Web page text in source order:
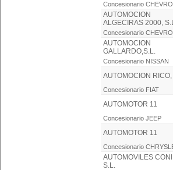
Concesionario
AUTOMOCION
ALGECIRAS 2000,
Concesionario
AUTOMOCION
GALLARDO,S.L.
Concesionario NISSAN
AUTOMOCION
Concesionario FIAT
AUTOMOTOR 11
Concesionario JEEP
AUTOMOTOR 11
Concesionario
AUTOMOVILES
S.L.